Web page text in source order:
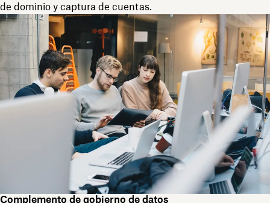
de dominio y captura de cuentas.
Complemento de gobierno de datos